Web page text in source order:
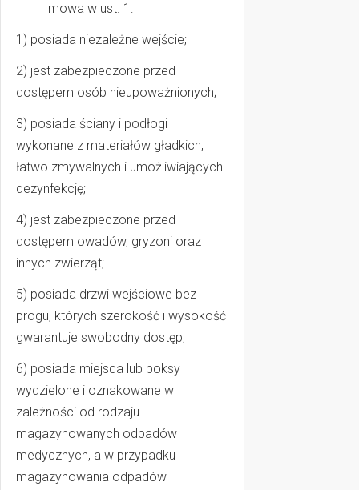
mowa w ust. 1:
1) posiada niezależne wejście;
2) jest zabezpieczone przed
dostępem osób nieupoważnionych;
3) posiada ściany i podłogi
wykonane z materiałów gładkich,
łatwo zmywalnych i umożliwiających
dezynfekcję;
4) jest zabezpieczone przed
dostępem owadów, gryzoni oraz
innych zwierząt;
5) posiada drzwi wejściowe bez
progu, których szerokość i wysokość
gwarantuje swobodny dostęp;
6) posiada miejsca lub boksy
wydzielone i oznakowane w
zależności od rodzaju
magazynowanych odpadów
medycznych, a w przypadku
magazynowania odpadów